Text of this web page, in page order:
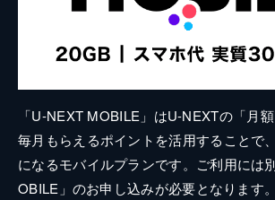
「U-NEXT MOBILE」はU-NEXTの「月
毎月もらえるポイントを活用することで
になるモバイルプランです。ご利用には
OBILE」のお申し込みが必要となります。